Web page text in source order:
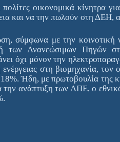
οικονομικά κίνητρα
και να την πωλούν στη ΔΕΗ,
σύμφωνα με την κοινοτική
των Ανανεώσιμων Πηγών
όχι μόνον την
στη βιομηχανία, τον
18%. Ήδη, με πρωτοβουλία της
την ανάπτυξη των ΑΠΕ, ο